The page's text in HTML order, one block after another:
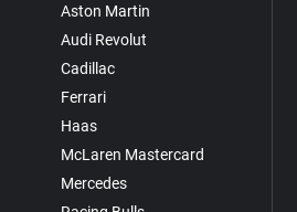
Aston Martin
Audi Revolut
Cadillac
Ferrari
Haas
McLaren Mastercard
Mercedes